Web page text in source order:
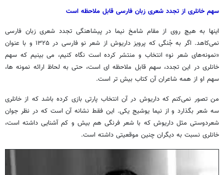
سهم خانلری از تجدد شعری زبان فارسی قابل ملاحظه است
اینها به هیچ روی از مقام شامخ نیما در پیشاهنگی تجدد شعری زبان فارسی
نمی‌کاهد. اگر به جُنگی که پرویز داریوش از شعر نو فارسی در ۱۳۲۵ و با عنوان
«نمونه‌های شعر نو» انتخاب و منتشر کرده است نگاه کنیم، می بینیم که سهم
خانلری در این تجدد، سهم قابل ملاحظه ای است، حتی به لحاظ ارائه نمونه ها،
سهم او از همه شاعران آن کتاب بیش تر است.
من تصور نمی‌کنم که داریوش در آن انتخاب پارتی بازی کرده باشد که از خانلری
سه شعر بگذارد و از نیما یوشیج یکی. این فقط نشانه آن است که در نظر جوان
شعردوستی مثل داریوش که با شعر فرنگی هم بیش و کم آشنایی داشته است،
خانلری نسبت به دیگران چنین موقعیتی داشته است.